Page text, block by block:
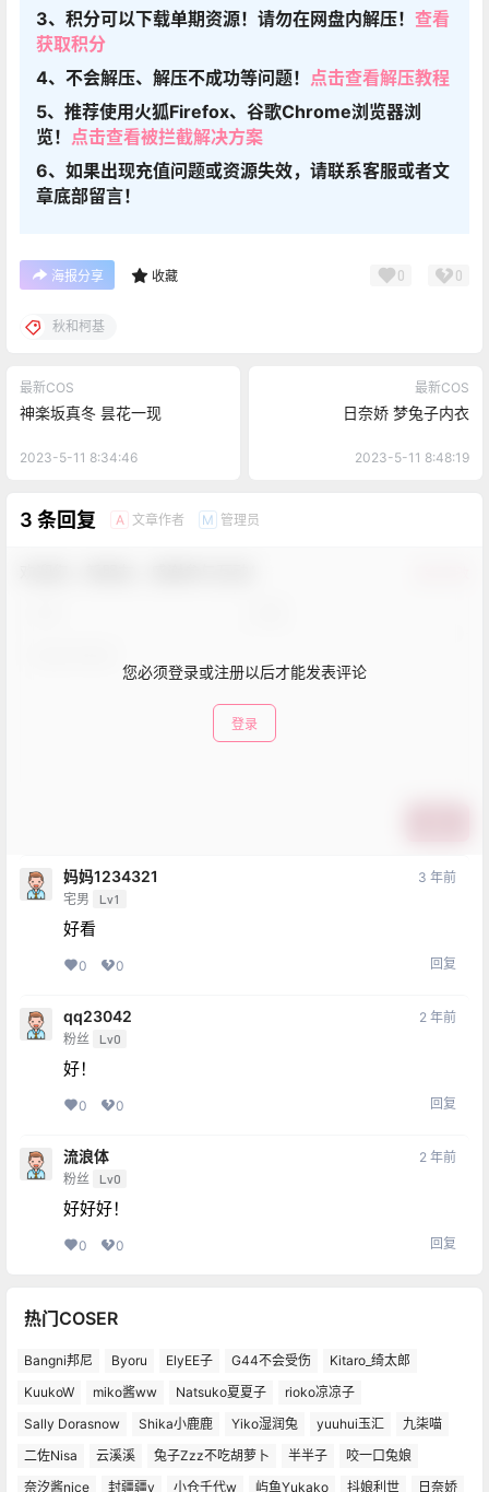
3、积分可以下载单期资源！请勿在网盘内解压！ 查看
获取积分
4、不会解压、解压不成功等问题！ 点击查看解压教程
5、推荐使用火狐Firefox、谷歌Chrome浏览器浏
览！ 点击查看被拦截解决方案
6、如果出现充值问题或资源失效，请联系客服或者文
章底部留言！
海报分享 收藏 0 0
秋和柯基
最新COS
神楽坂真冬 昙花一现
2023-5-11 8:34:46
最新COS
日奈娇 梦兔子内衣
2023-5-11 8:48:19
3 条回复 A 文章作者 M 管理员
您必须登录或注册以后才能发表评论
登录
妈妈1234321
宅男 Lv1
3 年前
好看
0 0 回复
qq23042
粉丝 Lv0
2 年前
好！
0 0 回复
流浪体
粉丝 Lv0
2 年前
好好好！
0 0 回复
热门COSER
Bangni邦尼 Byoru ElyEE子 G44不会受伤
Kitaro_绮太郎
KuukoW
miko酱ww Natsuko夏夏子
rioko凉凉子
Sally Dorasnow
Shika小鹿鹿 Yiko湿润兔 yuuhui玉汇
九柒喵
二佐Nisa
云溪溪 兔子Zzz不吃胡萝卜 半半子
咬一口兔娘
奈汐酱nice
封疆疆v 小仓千代w 屿鱼Yukako 抖娘利世 日奈娇